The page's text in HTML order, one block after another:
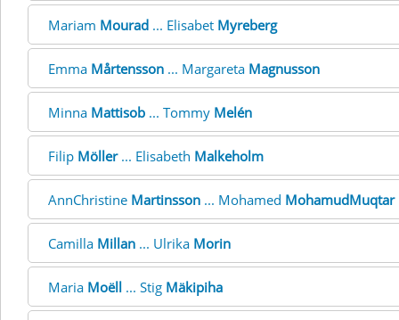
Mariam Mourad ... Elisabet Myreberg
Emma Mårtensson ... Margareta Magnusson
Minna Mattisob ... Tommy Melén
Filip Möller... Elisabeth Malkeholm
AnnChristine Martinsson ... Mohamed MohamudMuqtar
Camilla Millan ... Ulrika Morin
Maria Moëll ... Stig Mäkipiha